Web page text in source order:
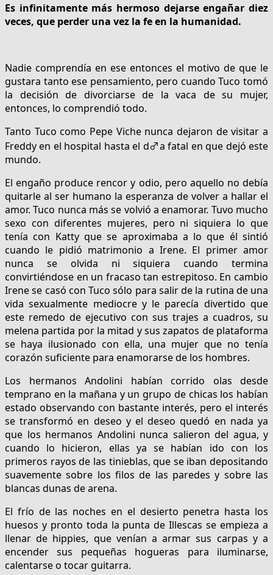
Es infinitamente más hermoso dejarse engañar diez
veces, que perder una vez la fe en la humanidad.
Nadie comprendía en ese entonces el motivo de que le
gustara tanto ese pensamiento, pero cuando Tuco tomó
la decisión de divorciarse de la vaca de su mujer,
entonces, lo comprendió todo.
Tanto Tuco como Pepe Viche nunca dejaron de visitar a
Freddy en el hospital hasta el d♂a fatal en que dejó este
mundo.
El engaño produce rencor y odio, pero aquello no debía
quitarle al ser humano la esperanza de volver a hallar el
amor. Tuco nunca más se volvió a enamorar. Tuvo mucho
sexo con diferentes mujeres, pero ni siquiera lo que
tenía con Katty que se aproximaba a lo que él sintió
cuando le pidió matrimonio a Irene. El primer amor
nunca se olvida ni siquiera cuando termina
convirtiéndose en un fracaso tan estrepitoso. En cambio
Irene se casó con Tuco sólo para salir de la rutina de una
vida sexualmente mediocre y le parecía divertido que
este remedo de ejecutivo con sus trajes a cuadros, su
melena partida por la mitad y sus zapatos de plataforma
se haya ilusionado con ella, una mujer que no tenía
corazón suficiente para enamorarse de los hombres.
Los hermanos Andolini habían corrido olas desde
temprano en la mañana y un grupo de chicas los habían
estado observando con bastante interés, pero el interés
se transformó en deseo y el deseo quedó en nada ya
que los hermanos Andolini nunca salieron del agua, y
cuando lo hicieron, ellas ya se habían ido con los
primeros rayos de las tinieblas, que se iban depositando
suavemente sobre los filos de las paredes y sobre las
blancas dunas de arena.
El frío de las noches en el desierto penetra hasta los
huesos y pronto toda la punta de Illescas se empieza a
llenar de hippies, que venían a armar sus carpas y a
encender sus pequeñas hogueras para iluminarse,
calentarse o tocar guitarra.